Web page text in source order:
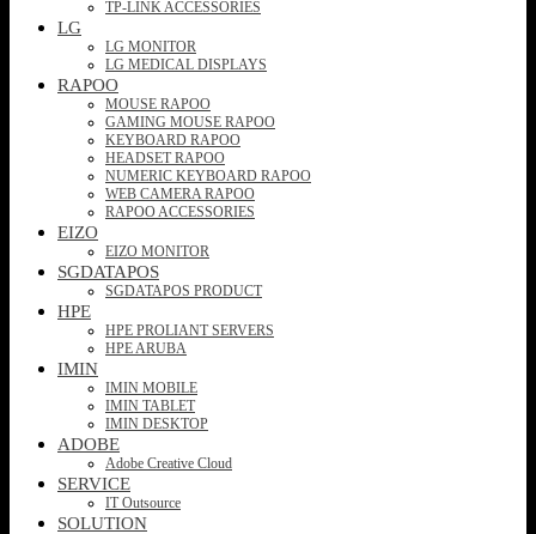
TP-LINK ACCESSORIES
LG
LG MONITOR
LG MEDICAL DISPLAYS
RAPOO
MOUSE RAPOO
GAMING MOUSE RAPOO
KEYBOARD RAPOO
HEADSET RAPOO
NUMERIC KEYBOARD RAPOO
WEB CAMERA RAPOO
RAPOO ACCESSORIES
EIZO
EIZO MONITOR
SGDATAPOS
SGDATAPOS PRODUCT
HPE
HPE PROLIANT SERVERS
HPE ARUBA
IMIN
IMIN MOBILE
IMIN TABLET
IMIN DESKTOP
ADOBE
Adobe Creative Cloud
SERVICE
IT Outsource
SOLUTION